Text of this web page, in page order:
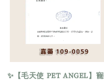
✨【毛天使 PET ANGEL】